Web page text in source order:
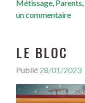
Métissage, Parents,
un commentaire
LE BLOC
Publié 28/01/2023